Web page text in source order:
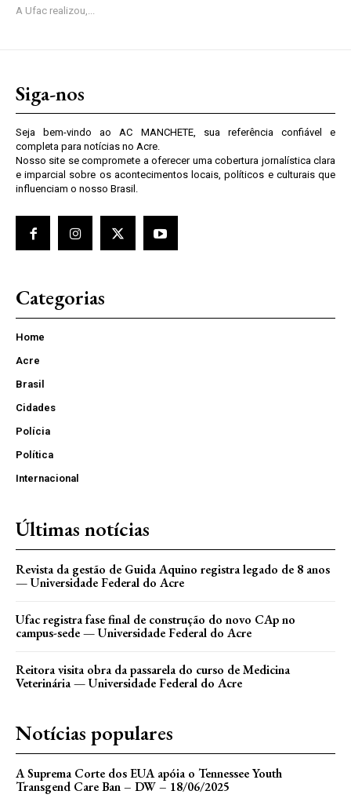
A Ufac realizou,...
Siga-nos
Seja bem-vindo ao AC MANCHETE, sua referência confiável e
completa para notícias no Acre.
Nosso site se compromete a oferecer uma cobertura jornalística clara
e imparcial sobre os acontecimentos locais, políticos e culturais que
influenciam o nosso Brasil.
Categorias
Home
Acre
Brasil
Cidades
Polícia
Política
Internacional
Últimas notícias
Revista da gestão de Guida Aquino registra legado de 8 anos
— Universidade Federal do Acre
Ufac registra fase final de construção do novo CAp no
campus-sede — Universidade Federal do Acre
Reitora visita obra da passarela do curso de Medicina
Veterinária — Universidade Federal do Acre
Notícias populares
A Suprema Corte dos EUA apóia o Tennessee Youth
Transgend Care Ban – DW – 18/06/2025